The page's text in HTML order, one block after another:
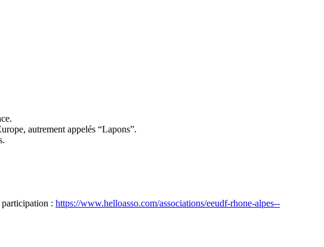
autrement appelés “Lapons”.
: https://www.helloasso.com/associations/eeudf-rhone-alpes--